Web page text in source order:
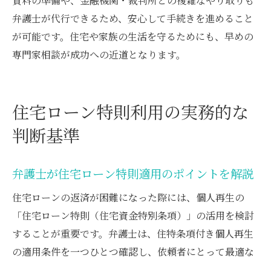
弁護士が代行できるため、安心して手続きを進めること
が可能です。住宅や家族の生活を守るためにも、早めの
専門家相談が成功への近道となります。
住宅ローン特則利用の実務的な
判断基準
弁護士が住宅ローン特則適用のポイントを解説
住宅ローンの返済が困難になった際には、個人再生の
「住宅ローン特則（住宅資金特別条項）」の活用を検討
することが重要です。弁護士は、住特条項付き個人再生
の適用条件を一つひとつ確認し、依頼者にとって最適な